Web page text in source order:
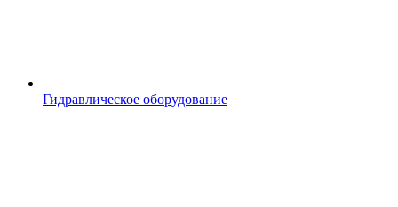
Гидравлическое оборудование